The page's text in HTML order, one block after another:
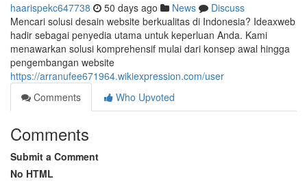
haarispekc647738 50 days ago News
Discuss
Mencari solusi desain website berkualitas di Indonesia? Ideaxweb
hadir sebagai penyedia utama untuk keperluan Anda. Kami
menawarkan solusi komprehensif mulai dari konsep awal hingga
pengembangan website
https://arranufee671964.wikiexpression.com/user
Comments
Who Upvoted
Comments
Submit a Comment
No HTML